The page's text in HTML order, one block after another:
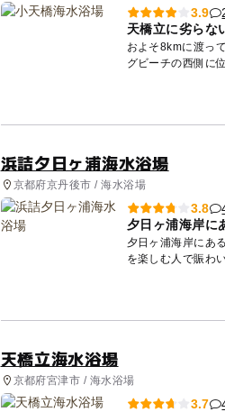
3.9
天橋立に劣らな
およそ8kmに渡っ
グビーチの西側に
浜詰夕日ヶ浦海水浴場
京都府京丹後市 / 海水浴場
3.8
夕日ヶ浦海岸に
夕日ヶ浦海岸にあ
を楽しむ人で賑わ
天橋立海水浴場
京都府宮津市 / 海水浴場
3.7